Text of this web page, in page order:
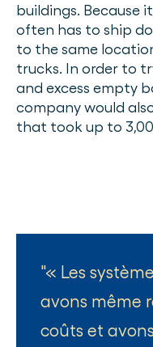
buildings. Because
often has to ship
to the same
trucks. In order to
and excess empty
company would
that took up to
« Les
avons même
coûts et